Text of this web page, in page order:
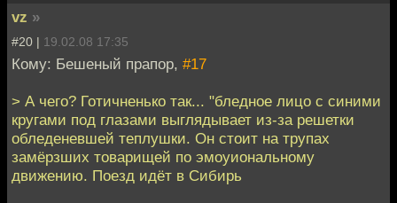
vz »
#20 | 19.02.08 17:35
Кому: Бешеный прапор, #17
> А чего? Готичненько так... "бледное лицо с синими
кругами под глазами выглядывает из-за решетки
обледеневшей теплушки. Он стоит на трупах
замёрзших товарищей по эмоуиональному
движению. Поезд идёт в Сибирь